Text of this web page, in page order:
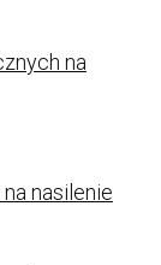
na
nasilenie